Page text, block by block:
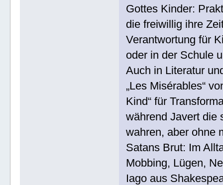
Gottes Kinder:
die freiwillig ihre
Verantwortung für
oder in der Schule
Auch in Literatur
„Les Misérables“
Kind“ für
während Javert die
wahren, aber ohne
Satans Brut: Im
Mobbing, Lügen,
Iago aus